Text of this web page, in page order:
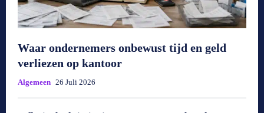
Waar ondernemers onbewust tijd en geld
verliezen op kantoor
Algemeen 26 Juli 2026